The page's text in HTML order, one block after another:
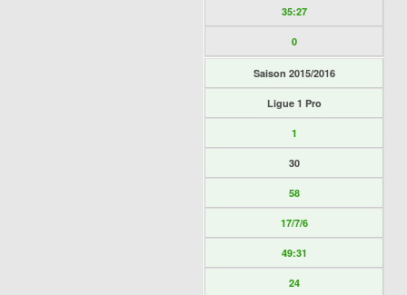
35:27
0
Saison 2015/2016
Ligue 1 Pro
1
30
58
17/7/6
49:31
24